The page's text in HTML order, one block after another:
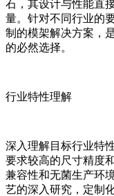
石，其设计与性能直
量。针对不同行业的
制的模架解决方案，
的必然选择。
行业特性理解
深入理解目标行业特
要求较高的尺寸精度
兼容性和无菌生产环
艺的深入研究，定制